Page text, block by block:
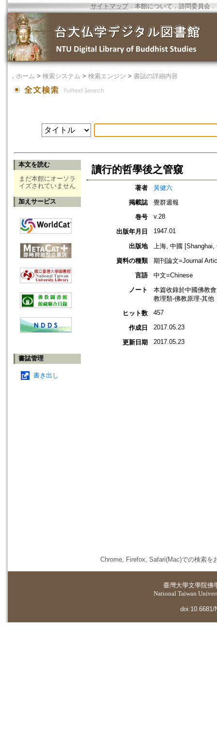
サイトマップ．本館について ． 諮問委員会 ．
． ホーム > 検索システム > 検索エンジン > 書誌の詳細内容
本文を読む
まだ本館にオーソラ
イズされていません
加えサービス
書誌管理
書き出し
讀行的哲學後之管窺
著者
黃健六
掲載誌
覺群週報
巻号
v.28
出版年月日 1947.01
出版地
上海, 中國 [Shanghai,
資料の種類
期刊論文=Journal
言語
中文=Chinese
ノート
本篇收錄於中國佛教
教理類-佛教原理-其他
ヒット数
457
作成日 2017.05.23
更新日期 2017.05.23
Chrome, Firefox, Safari(Mac)での検索を
臺灣大學文學院佛
National Taiwan
doi:10.6681/